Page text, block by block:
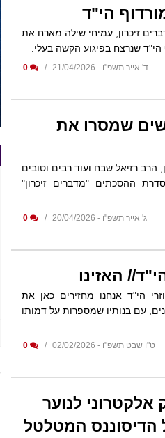
הי"ד
זיכרון, עמיחי שילה מארח את
הי"ד שנרצח בפיגוע הקשה בעלי.
ד' אייר תשפ"ו - 21/04/2026 0
שמסרו את
הרב רזיאל שבח ועוד רבים וטובים
ההסכתים "מדברים זיכרון"
ג' אייר תשפ"ו - 20/04/2026 0
האזינו
הי"ד אנחנו מחזירים כאן את
עם בנותיו שמספרות על דמותו
ט"ו שבט תשפ"ו - 02/02/2026 0
אלקטרוני לנוער
הדיסוננס המטלטל